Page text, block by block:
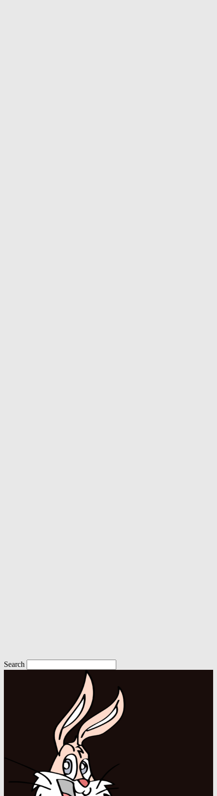
Search